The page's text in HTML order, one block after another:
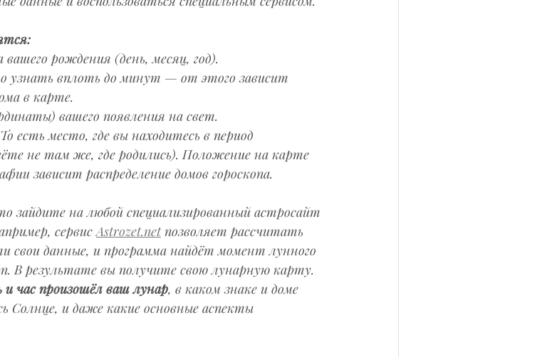
вашего рождения (день, месяц, год).
узнать вплоть до минут — от этого зависит
в карте.
вашего появления на свет.
То есть место, где вы находитесь в период
не там же, где родились). Положение на карте
зависит распределение домов гороскопа.
зайдите на любой специализированный астросайт
сервис Astrozet.net позволяет рассчитать
свои данные, и программа найдёт момент лунного
В результате вы получите свою лунарную карту.
и час произошёл ваш лунар, в каком знаке и доме
Солнце, и даже какие основные аспекты